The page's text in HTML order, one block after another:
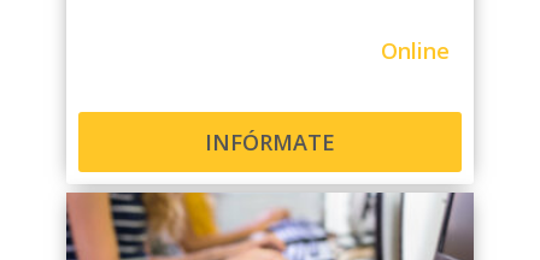
Online
INFÓRMATE